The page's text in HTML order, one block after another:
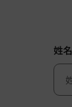
姓名